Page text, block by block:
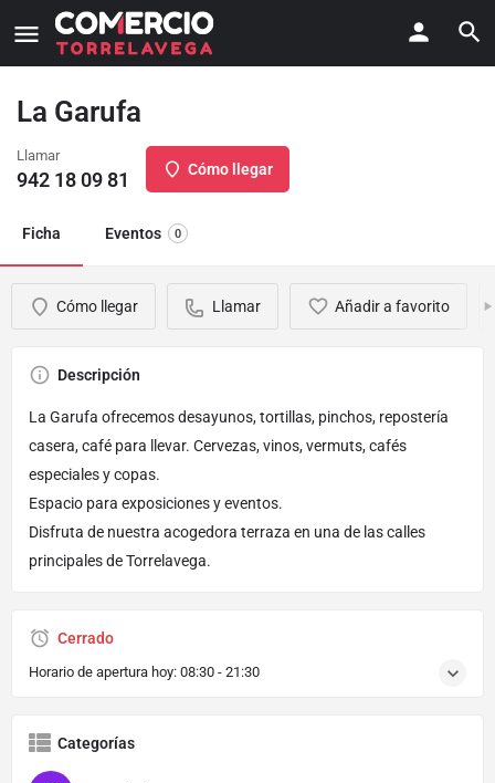
La Garufa
Llamar
942 18 09 81 Cómo llegar
Ficha Eventos 0
Cómo llegar Llamar Añadir a favorito
Descripción
La Garufa ofrecemos desayunos, tortillas, pinchos, repostería
casera, café para llevar. Cervezas, vinos, vermuts, cafés
especiales y copas.
Espacio para exposiciones y eventos.
Disfruta de nuestra acogedora terraza en una de las calles
principales de Torrelavega.
Cerrado
Horario de apertura hoy: 08:30 - 21:30
Categorías